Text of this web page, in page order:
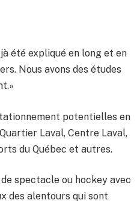
été expliqué en long et en
Nous avons des études
potentielles en
Laval, Centre Laval,
du Québec et autres.
spectacle ou hockey avec
des alentours qui sont